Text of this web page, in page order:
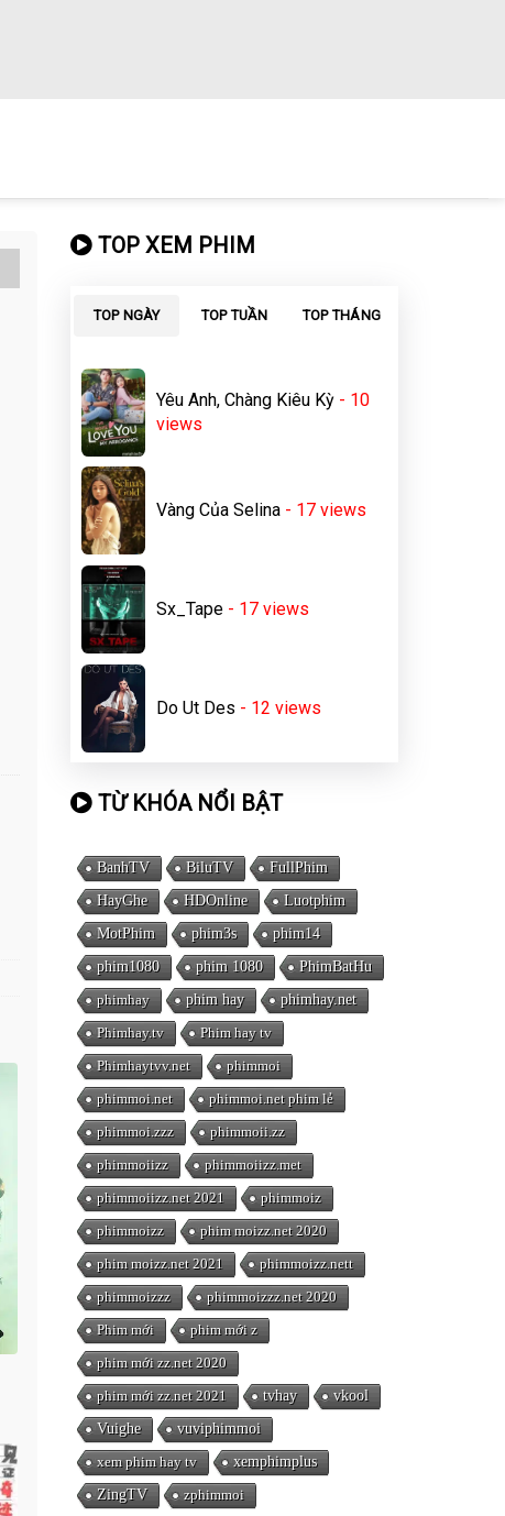
TOP XEM PHIM
TOP NGÀY TOP TUẦN TOP THÁNG
Yêu Anh, Chàng Kiêu Kỳ - 10
views
Vàng Của Selina - 17 views
Sx_Tape - 17 views
Do Ut Des - 12 views
TỪ KHÓA NỔI BẬT
BanhTV BiluTV
FullPhim
HayGhe
HDOnline
Luotphim
MotPhim
phim3s
phim14
phim1080
phim 1080
PhimBatHu
phimhay
phim hay
phimhay.net
Phimhay.tv
Phim hay tv
Phimhaytvv.net
phimmoi
phimmoi.net
phimmoi.net phim lẻ
phimmoi.zzz
phimmoii.zz
phimmoiizz
phimmoiizz.met
phimmoiizz.net 2021
phimmoiz
phimmoizz
phim moizz.net 2020
phim moizz.net 2021
phimmoizz.nett
phimmoizzz
phimmoizzz.net 2020
Phim mới
phim mới z
phim mới zz.net 2020
phim mới zz.net 2021
tvhay
vkool
Vuighe
vuviphimmoi
xem phim hay tv
xemphimplus
ZingTV
zphimmoi